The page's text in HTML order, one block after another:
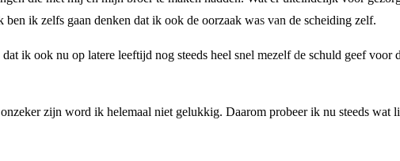
ik zelfs gaan denken dat ik ook de oorzaak was van de scheiding zelf.
ik ook nu op latere leeftijd nog steeds heel snel mezelf de schuld geef voor
zijn word ik helemaal niet gelukkig. Daarom probeer ik nu steeds wat